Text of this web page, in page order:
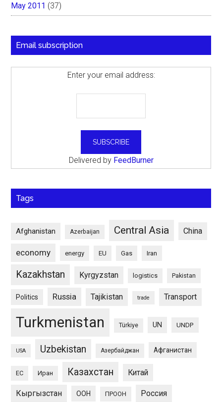
May 2011 (37)
Email subscription
Enter your email address:
Delivered by FeedBurner
Tags
Afghanistan Azerbaijan Central Asia China
economy energy EU Gas Iran
Kazakhstan Kyrgyzstan logistics Pakistan
Politics Russia Tajikistan trade Transport
Turkmenistan Türkiye UN UNDP
USA Uzbekistan Азербайджан Афганистан
ЕС Иран Казахстан Китай
Кыргызстан ООН ПРООН Россия